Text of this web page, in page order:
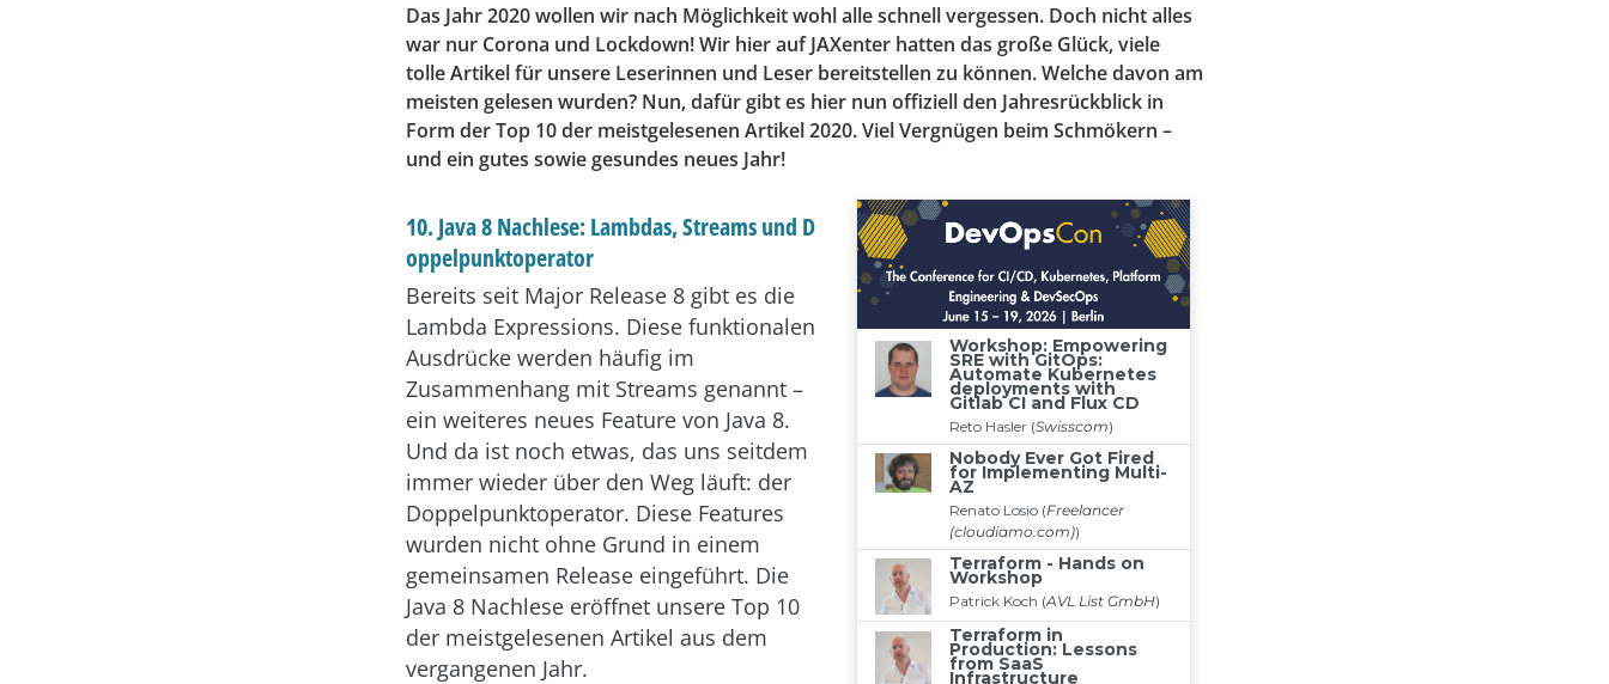
Das Jahr 2020 wollen wir nach Möglichkeit wohl alle schnell vergessen. Doch nicht alles
war nur Corona und Lockdown! Wir hier auf JAXenter hatten das große Glück, viele
tolle Artikel für unsere Leserinnen und Leser bereitstellen zu können. Welche davon am
meisten gelesen wurden? Nun, dafür gibt es hier nun offiziell den Jahresrückblick in
Form der Top 10 der meistgelesenen Artikel 2020. Viel Vergnügen beim Schmökern –
und ein gutes sowie gesundes neues Jahr!
10. Java 8 Nachlese: Lambdas, Streams und D
oppelpunktoperator
Bereits seit Major Release 8 gibt es die
Lambda Expressions. Diese funktionalen
Ausdrücke werden häufig im
Zusammenhang mit Streams genannt –
ein weiteres neues Feature von Java 8.
Und da ist noch etwas, das uns seitdem
immer wieder über den Weg läuft: der
Doppelpunktoperator. Diese Features
wurden nicht ohne Grund in einem
gemeinsamen Release eingeführt. Die
Java 8 Nachlese eröffnet unsere Top 10
der meistgelesenen Artikel aus dem
vergangenen Jahr.